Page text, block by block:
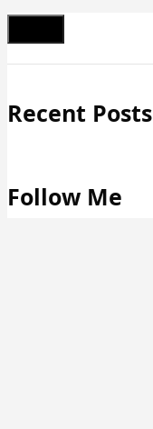
Schließen
Recent Posts
Follow Me